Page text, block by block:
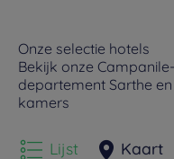
Onze selectie hotels
Bekijk onze
departement Sarthe
kamers
Lijst Kaart